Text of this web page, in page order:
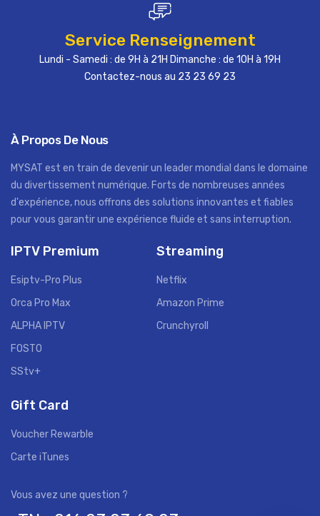
Service Renseignement
Lundi - Samedi : de 9H à 21H Dimanche : de 10H à 19H
Contactez-nous au 23 23 69 23
À Propos De Nous
MYSAT est en train de devenir un leader mondial dans le domaine
du divertissement numérique. Forts de nombreuses années
d'expérience, nous offrons des solutions innovantes et fiables
pour vous garantir une expérience fluide et sans interruption.
IPTV Premium
Esiptv-Pro Plus
Orca Pro Max
ALPHA IPTV
FOSTO
SStv+
Streaming
Netflix
Amazon Prime
Crunchyroll
Gift Card
Voucher Rewarble
Carte iTunes